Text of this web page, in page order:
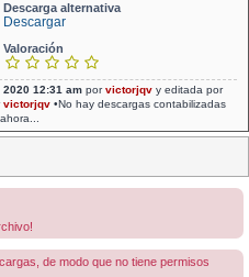
Descarga alternativa
Descargar
Valoración
2020 12:31 am porvictorjqv y editada por
victorjqv•No hay descargas contabilizadas
de modo que no tiene permisos